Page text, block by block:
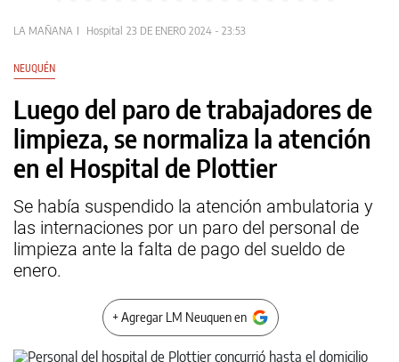
LA MAÑANA Hospital 23 DE ENERO 2024 - 23:53
NEUQUÉN
Luego del paro de trabajadores de
limpieza, se normaliza la atención
en el Hospital de Plottier
Se había suspendido la atención ambulatoria y
las internaciones por un paro del personal de
limpieza ante la falta de pago del sueldo de
enero.
+ Agregar LM Neuquen en